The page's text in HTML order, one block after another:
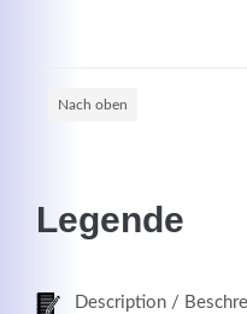
Nach oben
Legende
Description /